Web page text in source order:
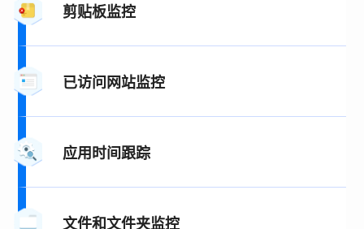
剪贴板监控
已访问网站监控
应用时间跟踪
文件和文件夹监控